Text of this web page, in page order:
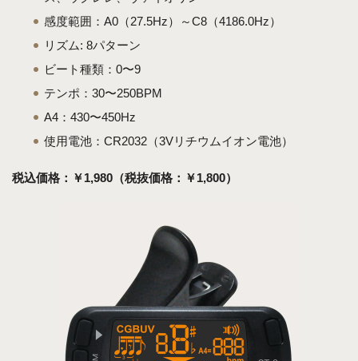
感度範囲：A0（27.5Hz）～C8（4186.0Hz）
リズム: 8パターン
ビート種類：0〜9
テンポ：30〜250BPM
A4：430〜450Hz
使用電池：CR2032（3Vリチウムイオン電池）
税込価格：￥1,980（税抜価格：￥1,800）